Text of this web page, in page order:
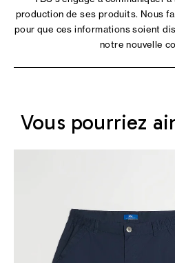
production de ses produits. Nous
pour que ces informations soient
notre nouvelle
Vous pourriez